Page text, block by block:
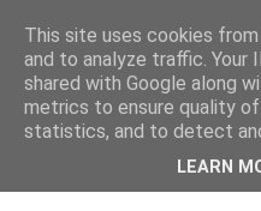
Está de
1/1/23
Inventario 2022
This site uses cookies
and to analyze traffic. Your
shared with Google along
metrics to ensure quality
statistics, and to detect
LEARN